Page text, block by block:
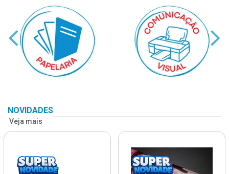
NOVIDADES
Veja mais